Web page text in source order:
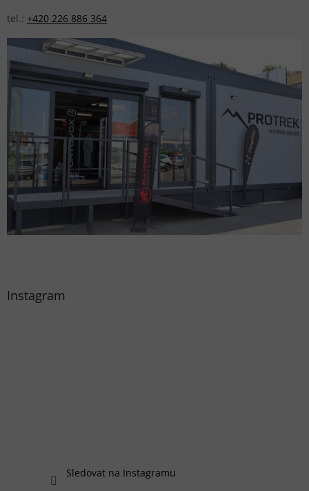
tel.: +420 226 886 364
Instagram
Sledovat na Instagramu